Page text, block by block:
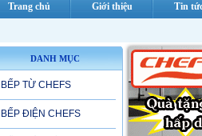
Trang chủ Giới thiệu Tin
DANH MỤC
BẾP TỪ CHEFS
BẾP ĐIỆN CHEFS